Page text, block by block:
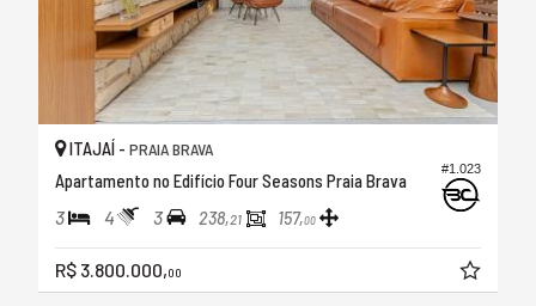
#1.023
ITAJAÍ - PRAIA BRAVA
Apartamento no Edifício Four Seasons Praia Brava
3 4 3 238,21 157,00
R$ 3.800.000,00